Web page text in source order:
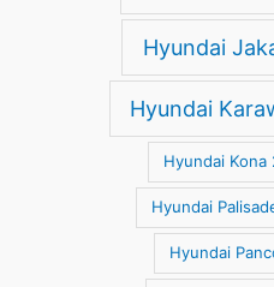
Hyundai
Hyundai
Hyundai Kona
Hyundai
Hyundai